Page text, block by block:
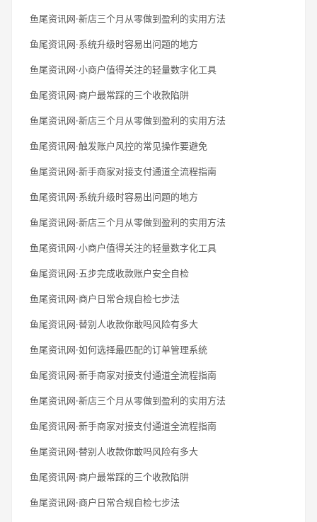
鱼尾资讯网·新店三个月从零做到盈利的实用方法
鱼尾资讯网·系统升级时容易出问题的地方
鱼尾资讯网·小商户值得关注的轻量数字化工具
鱼尾资讯网·商户最常踩的三个收款陷阱
鱼尾资讯网·新店三个月从零做到盈利的实用方法
鱼尾资讯网·触发账户风控的常见操作要避免
鱼尾资讯网·新手商家对接支付通道全流程指南
鱼尾资讯网·系统升级时容易出问题的地方
鱼尾资讯网·新店三个月从零做到盈利的实用方法
鱼尾资讯网·小商户值得关注的轻量数字化工具
鱼尾资讯网·五步完成收款账户安全自检
鱼尾资讯网·商户日常合规自检七步法
鱼尾资讯网·替别人收款你敢吗风险有多大
鱼尾资讯网·如何选择最匹配的订单管理系统
鱼尾资讯网·新手商家对接支付通道全流程指南
鱼尾资讯网·新店三个月从零做到盈利的实用方法
鱼尾资讯网·新手商家对接支付通道全流程指南
鱼尾资讯网·替别人收款你敢吗风险有多大
鱼尾资讯网·商户最常踩的三个收款陷阱
鱼尾资讯网·商户日常合规自检七步法